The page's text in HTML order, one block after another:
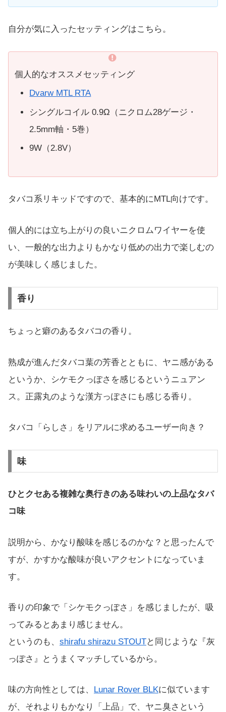
自分が気に入ったセッティングはこちら。
個人的なオススメセッティング
Dvarw MTL RTA
シングルコイル 0.9Ω（ニクロム28ゲージ・
2.5mm軸・5巻）
9W（2.8V）
タバコ系リキッドですので、基本的にMTL向けです。
個人的には立ち上がりの良いニクロムワイヤーを使
い、一般的な出力よりもかなり低めの出力で楽しむの
が美味しく感じました。
香り
ちょっと癖のあるタバコの香り。
熟成が進んだタバコ葉の芳香とともに、ヤニ感がある
というか、シケモクっぽさを感じるというニュアン
ス。正露丸のような漢方っぽさにも感じる香り。
タバコ「らしさ」をリアルに求めるユーザー向き？
味
ひとクセある複雑な奥行きのある味わいの上品なタバ
コ味
説明から、かなり酸味を感じるのかな？と思ったんで
すが、かすかな酸味が良いアクセントになっていま
す。
香りの印象で「シケモクっぽさ」を感じましたが、吸
ってみるとあまり感じません。
というのも、 shirafu shirazu STOUTと同じような『灰
っぽさ』とうまくマッチしているから。
味の方向性としては、 Lunar Rover BLKに似ています
が、それよりもかなり「上品」で、ヤニ臭さという